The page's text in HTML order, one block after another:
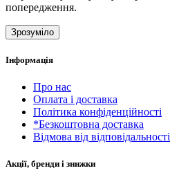
попередження.
Зрозуміло
Інформація
Про нас
Оплата і доставка
Політика конфіденційності
*Безкоштовна доставка
Відмова від відповідальності
Акції, бренди і знижки